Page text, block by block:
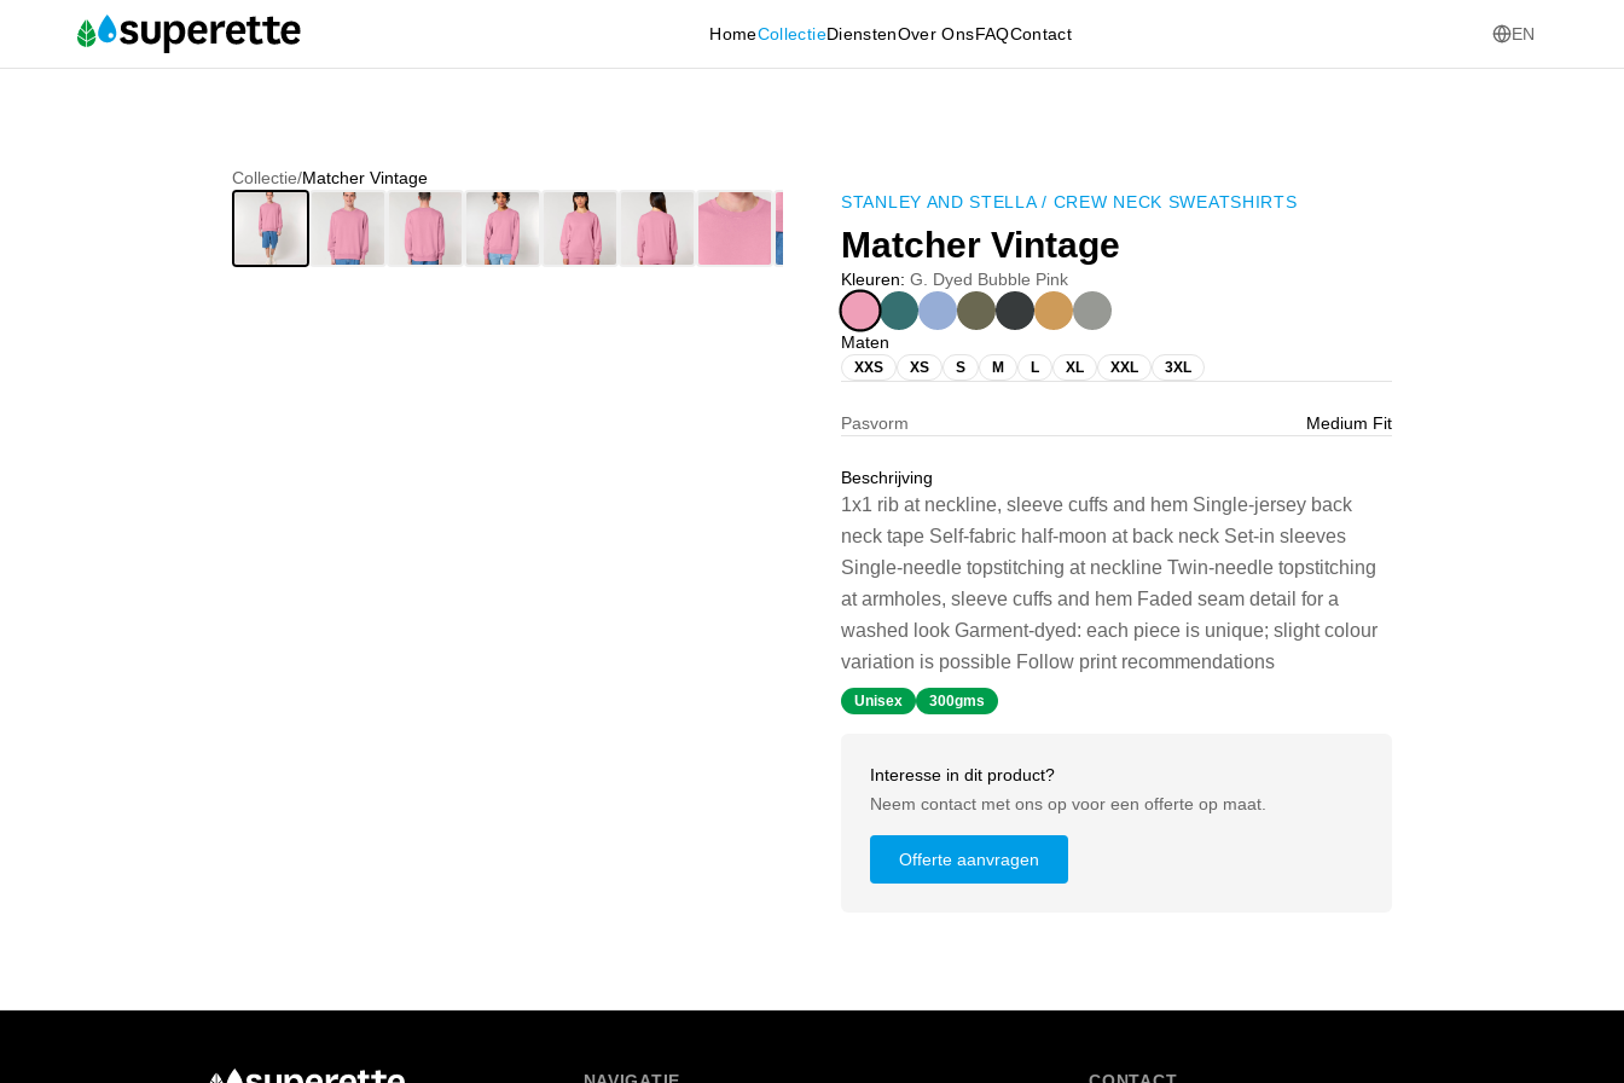
HomeCollectieDienstenOver OnsFAQContact EN
Collectie/Matcher Vintage
STANLEY AND STELLA/ CREW NECK SWEATSHIRTS
Matcher Vintage
Kleuren: G. Dyed Bubble Pink
Maten
XXS XS S M L XL XXL 3XL
Pasvorm Medium Fit
Beschrijving
1x1 rib at neckline, sleeve cuffs and hem Single-jersey back
neck tape Self-fabric half-moon at back neck Set-in sleeves
Single-needle topstitching at neckline Twin-needle topstitching
at armholes, sleeve cuffs and hem Faded seam detail for a
washed look Garment-dyed: each piece is unique; slight colour
variation is possible Follow print recommendations
Unisex 300gms
Interesse in dit product?
Neem contact met ons op voor een offerte op maat.
Offerte aanvragen